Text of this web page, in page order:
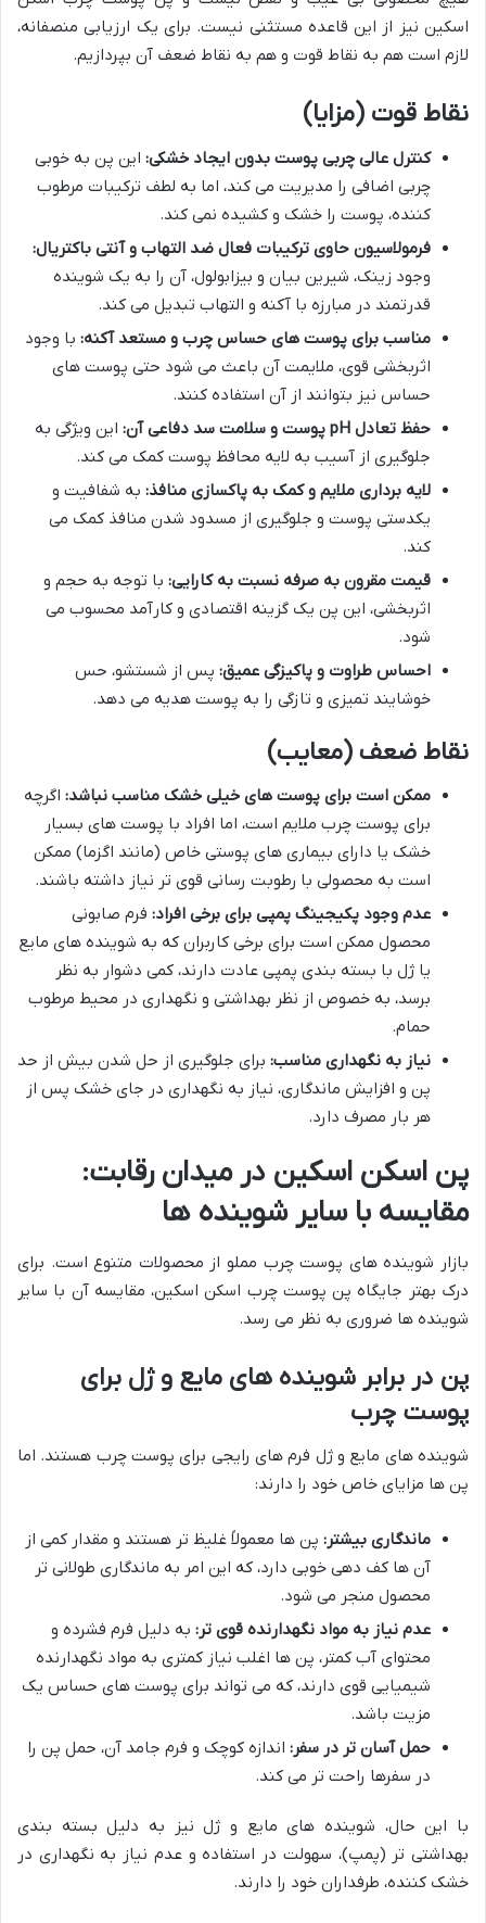
اسکین نیز از این قاعده مستثنی نیست. برای یک ارزیابی منصفانه،
لازم است هم به نقاط قوت و هم به نقاط ضعف آن بپردازیم.
نقاط قوت (مزایا)
کنترل عالی چربی پوست بدون ایجاد خشکی: این پن به خوبی
چربی اضافی را مدیریت می کند، اما به لطف ترکیبات مرطوب
کننده، پوست را خشک و کشیده نمی کند.
فرمولاسیون حاوی ترکیبات فعال ضد التهاب و آنتی باکتریال:
وجود زینک، شیرین بیان و بیزابولول، آن را به یک شوینده
قدرتمند در مبارزه با آکنه و التهاب تبدیل می کند.
مناسب برای پوست های حساس چرب و مستعد آکنه: با وجود
اثربخشی قوی، ملایمت آن باعث می شود حتی پوست های
حساس نیز بتوانند از آن استفاده کنند.
حفظ تعادل pH پوست و سلامت سد دفاعی آن:
این ویژگی به
جلوگیری از آسیب به لایه محافظ پوست کمک می کند.
لایه برداری ملایم و کمک به پاکسازی منافذ: به شفافیت و
یکدستی پوست و جلوگیری از مسدود شدن منافذ کمک می
کند.
قیمت مقرون به صرفه نسبت به کارایی: با توجه به حجم و
اثربخشی، این پن یک گزینه اقتصادی و کارآمد محسوب می
شود.
احساس طراوت و پاکیزگی عمیق: پس از شستشو، حس
خوشایند تمیزی و تازگی را به پوست هدیه می دهد.
نقاط ضعف (معایب)
ممکن است برای پوست های خیلی خشک مناسب نباشد: اگرچه
برای پوست چرب ملایم است، اما افراد با پوست های بسیار
خشک یا دارای بیماری های پوستی خاص (مانند اگزما) ممکن
است به محصولی با رطوبت رسانی قوی تر نیاز داشته باشند.
عدم وجود پکیجینگ پمپی برای برخی افراد: فرم صابونی
محصول ممکن است برای برخی کاربران که به شوینده های مایع
یا ژل با بسته بندی پمپی عادت دارند، کمی دشوار به نظر
برسد، به خصوص از نظر بهداشتی و نگهداری در محیط مرطوب
حمام.
نیاز به نگهداری مناسب: برای جلوگیری از حل شدن بیش از حد
پن و افزایش ماندگاری، نیاز به نگهداری در جای خشک پس از
هر بار مصرف دارد.
پن اسکن اسکین در میدان رقابت:
مقایسه با سایر شوینده ها
بازار شوینده های پوست چرب مملو از محصولات متنوع است. برای
درک بهتر جایگاه پن پوست چرب اسکن اسکین، مقایسه آن با سایر
شوینده ها ضروری به نظر می رسد.
پن در برابر شوینده های مایع و ژل برای
پوست چرب
شوینده های مایع و ژل فرم های رایجی برای پوست چرب هستند. اما
پن ها مزایای خاص خود را دارند:
ماندگاری بیشتر: پن ها معمولاً غلیظ تر هستند و مقدار کمی از
آن ها کف دهی خوبی دارد، که این امر به ماندگاری طولانی تر
محصول منجر می شود.
عدم نیاز به مواد نگهدارنده قوی تر: به دلیل فرم فشرده و
محتوای آب کمتر، پن ها اغلب نیاز کمتری به مواد نگهدارنده
شیمیایی قوی دارند، که می تواند برای پوست های حساس یک
مزیت باشد.
حمل آسان تر در سفر: اندازه کوچک و فرم جامد آن، حمل پن را
در سفرها راحت تر می کند.
با این حال، شوینده های مایع و ژل نیز به دلیل بسته بندی
بهداشتی تر (پمپ)، سهولت در استفاده و عدم نیاز به نگهداری در
خشک کننده، طرفداران خود را دارند.